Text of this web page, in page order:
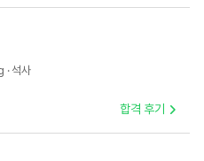
석사
합격 후기